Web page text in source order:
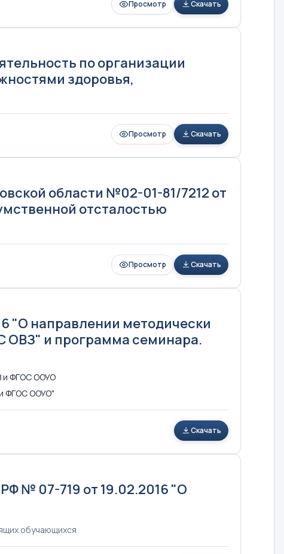
Просмотр Скачать
по организации
здоровья,
Просмотр Скачать
области №02-01-81/7212 от
отсталостью
Просмотр Скачать
"О направлении методически
ОВЗ" и программа семинара.
и ФГОС ООУО
ФГОС ООУО"
Скачать
№ 07-719 от 19.02.2016 "О
обучающихся